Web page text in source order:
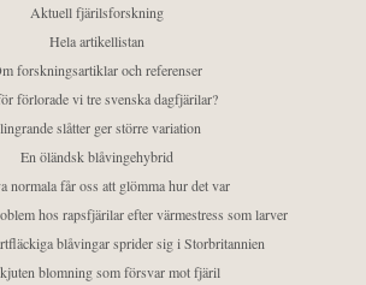
Aktuell fjärilsforskning
Hela artikellistan
forskningsartiklar och referenser
förlorade vi tre svenska dagfjärilar?
slåtter ger större variation
En öländsk blåvingehybrid
normala får oss att glömma hur det var
hos rapsfjärilar efter värmestress som larver
blåvingar sprider sig i Storbritannien
blomning som försvar mot fjäril